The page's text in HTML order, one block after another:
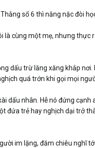
số 6 thì nằng nặc đòi
cùng một mẹ, nhưng thực
dấu trừ lăng xăng khắp
quá trớn khi gọi mọi
nhân. Hễ nó đứng cạnh
trẻ hay nghịch dại trở
im lặng, đăm chiêu nghĩ